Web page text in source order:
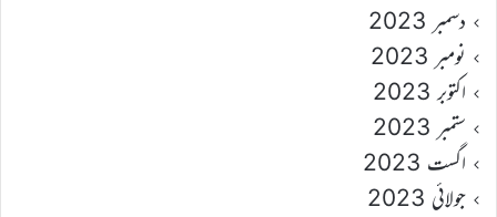
دسمبر 2023
نومبر 2023
اکتوبر 2023
ستمبر 2023
اگست 2023
جولائی 2023